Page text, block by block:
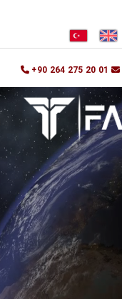
+90 264 275 20 01